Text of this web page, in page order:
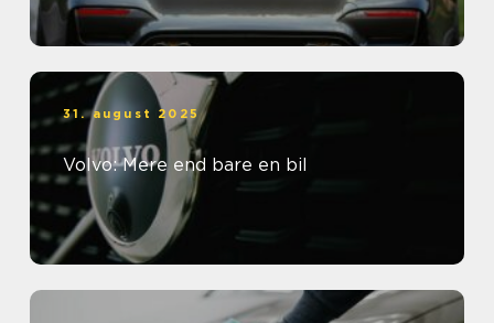
31. august 2025
Volvo: Mere end bare en bil